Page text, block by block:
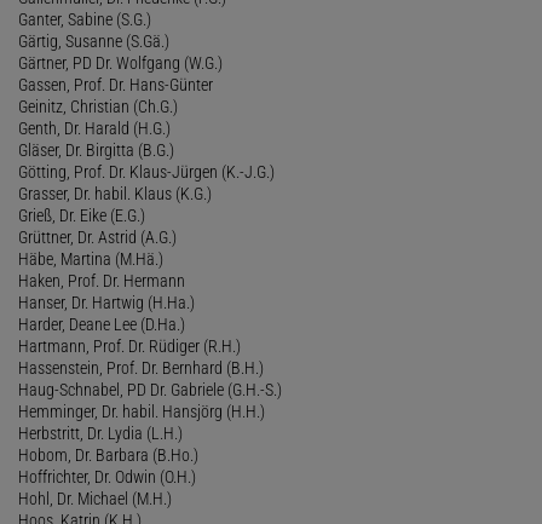
Ganter, Sabine (S.G.)
Gärtig, Susanne (S.Gä.)
Gärtner, PD Dr. Wolfgang (W.G.)
Gassen, Prof. Dr. Hans-Günter
Geinitz, Christian (Ch.G.)
Genth, Dr. Harald (H.G.)
Gläser, Dr. Birgitta (B.G.)
Götting, Prof. Dr. Klaus-Jürgen (K.-J.G.)
Grasser, Dr. habil. Klaus (K.G.)
Grieß, Dr. Eike (E.G.)
Grüttner, Dr. Astrid (A.G.)
Häbe, Martina (M.Hä.)
Haken, Prof. Dr. Hermann
Hanser, Dr. Hartwig (H.Ha.)
Harder, Deane Lee (D.Ha.)
Hartmann, Prof. Dr. Rüdiger (R.H.)
Hassenstein, Prof. Dr. Bernhard (B.H.)
Haug-Schnabel, PD Dr. Gabriele (G.H.-S.)
Hemminger, Dr. habil. Hansjörg (H.H.)
Herbstritt, Dr. Lydia (L.H.)
Hobom, Dr. Barbara (B.Ho.)
Hoffrichter, Dr. Odwin (O.H.)
Hohl, Dr. Michael (M.H.)
Hoos, Katrin (K.H.)